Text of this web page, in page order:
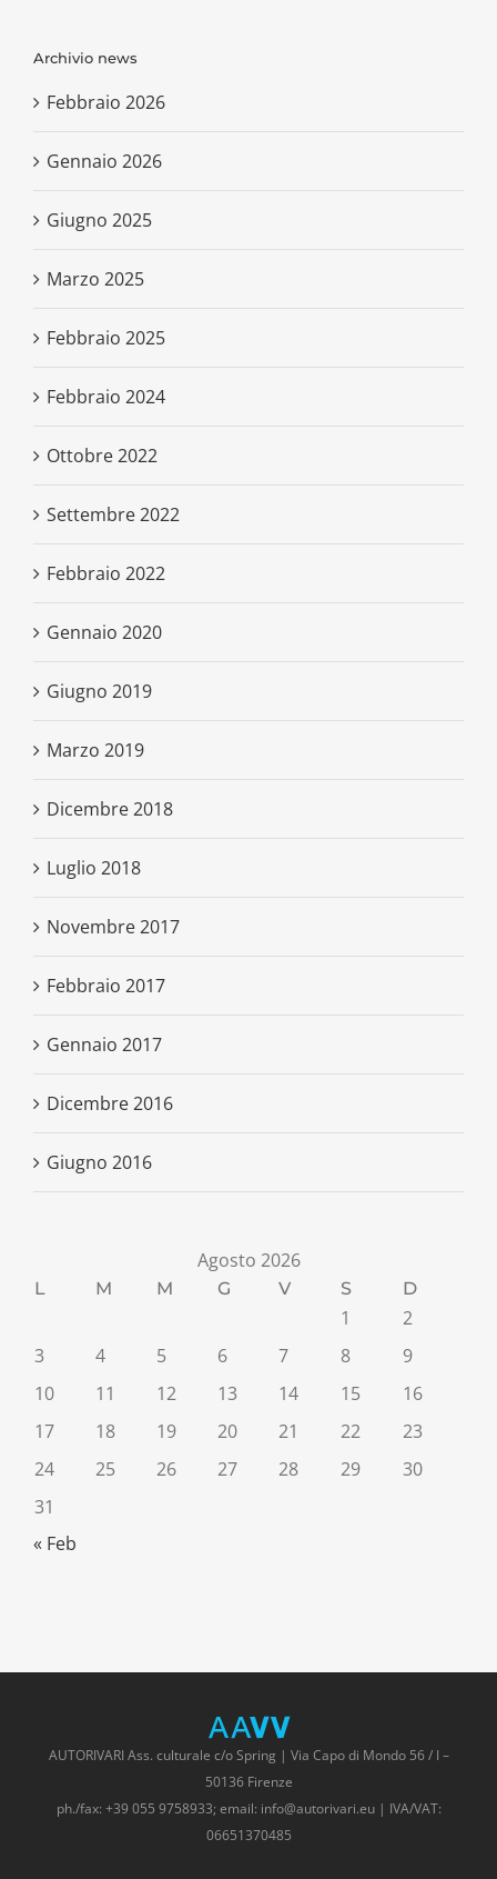
Archivio news
Febbraio 2026
Gennaio 2026
Giugno 2025
Marzo 2025
Febbraio 2025
Febbraio 2024
Ottobre 2022
Settembre 2022
Febbraio 2022
Gennaio 2020
Giugno 2019
Marzo 2019
Dicembre 2018
Luglio 2018
Novembre 2017
Febbraio 2017
Gennaio 2017
Dicembre 2016
Giugno 2016
Agosto 2026
L M M G V S D
1
2
3
4 5 6 7 8
9
10
11 12 13 14 15
16
17
18 19 20 21 22
23
24
25 26 27 28 29
30
31
« Feb
AUTORIVARI Ass. culturale c/o Spring | Via Capo di Mondo 56 / I –
50136 Firenze
ph./fax: +39 055 9758933; email: info@autorivari.eu | IVA/VAT:
06651370485